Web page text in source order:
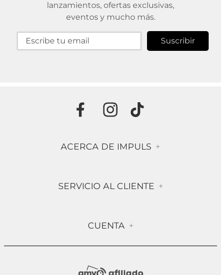
lanzamientos, ofertas exclusivas,
eventos y mucho más.
Suscribir
ACERCA DE IMPULS +
Contáctanos
Compra Segura
SERVICIO AL CLIENTE +
Política de Devolución
CUENTA +